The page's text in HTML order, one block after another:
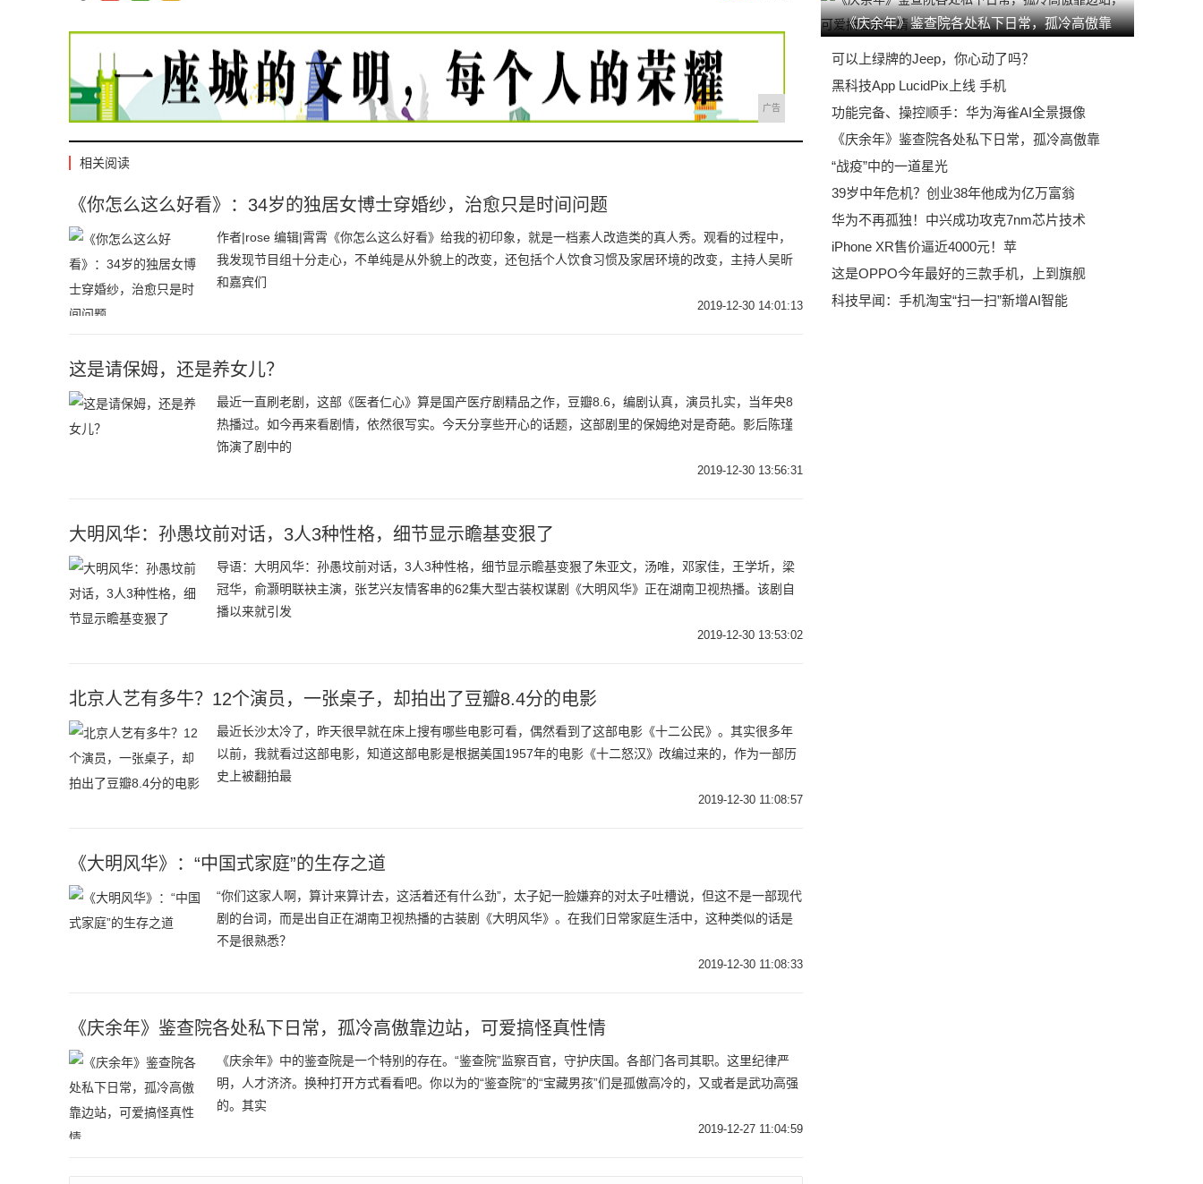
广告
相关阅读
《你怎么这么好看》：34岁的独居女博士穿婚纱，治愈只是时间问题
作者|rose 编辑|霄霄《你怎么这么好看》给我的初印象，就是一档素人改造类的真人秀。观看的过程中，
我发现节目组十分走心，不单纯是从外貌上的改变，还包括个人饮食习惯及家居环境的改变，主持人吴昕
和嘉宾们
2019-12-30 14:01:13
这是请保姆，还是养女儿？
最近一直刷老剧，这部《医者仁心》算是国产医疗剧精品之作，豆瓣8.6，编剧认真，演员扎实，当年央8
热播过。如今再来看剧情，依然很写实。今天分享些开心的话题，这部剧里的保姆绝对是奇葩。影后陈瑾
饰演了剧中的
2019-12-30 13:56:31
大明风华：孙愚坟前对话，3人3种性格，细节显示瞻基变狠了
导语：大明风华：孙愚坟前对话，3人3种性格，细节显示瞻基变狠了朱亚文，汤唯，邓家佳，王学圻，梁
冠华，俞灏明联袂主演，张艺兴友情客串的62集大型古装权谋剧《大明风华》正在湖南卫视热播。该剧自
播以来就引发
2019-12-30 13:53:02
北京人艺有多牛？12个演员，一张桌子，却拍出了豆瓣8.4分的电影
最近长沙太冷了，昨天很早就在床上搜有哪些电影可看，偶然看到了这部电影《十二公民》。其实很多年
以前，我就看过这部电影，知道这部电影是根据美国1957年的电影《十二怒汉》改编过来的，作为一部历
史上被翻拍最
2019-12-30 11:08:57
《大明风华》：“中国式家庭”的生存之道
“你们这家人啊，算计来算计去，这活着还有什么劲”，太子妃一脸嫌弃的对太子吐槽说，但这不是一部现代
剧的台词，而是出自正在湖南卫视热播的古装剧《大明风华》。在我们日常家庭生活中，这种类似的话是
不是很熟悉？
2019-12-30 11:08:33
《庆余年》鉴查院各处私下日常，孤冷高傲靠边站，可爱搞怪真性情
《庆余年》中的鉴查院是一个特别的存在。“鉴查院”监察百官，守护庆国。各部门各司其职。这里纪律严
明，人才济济。换种打开方式看看吧。你以为的“鉴查院”的“宝藏男孩”们是孤傲高冷的，又或者是武功高强
的。其实
2019-12-27 11:04:59
《庆余年》鉴查院各处私下日常，孤冷高傲靠
可以上绿牌的Jeep，你心动了吗？
黑科技App LucidPix上线 手机
功能完备、操控顺手：华为海雀AI全景摄像
《庆余年》鉴查院各处私下日常，孤冷高傲靠
“战疫”中的一道星光
39岁中年危机？创业38年他成为亿万富翁
华为不再孤独！中兴成功攻克7nm芯片技术
iPhone XR售价逼近4000元！苹
这是OPPO今年最好的三款手机，上到旗舰
科技早闻：手机淘宝“扫一扫”新增AI智能